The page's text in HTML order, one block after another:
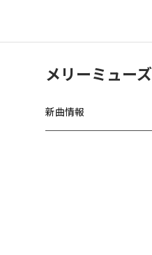
メリーミュー
新曲情報